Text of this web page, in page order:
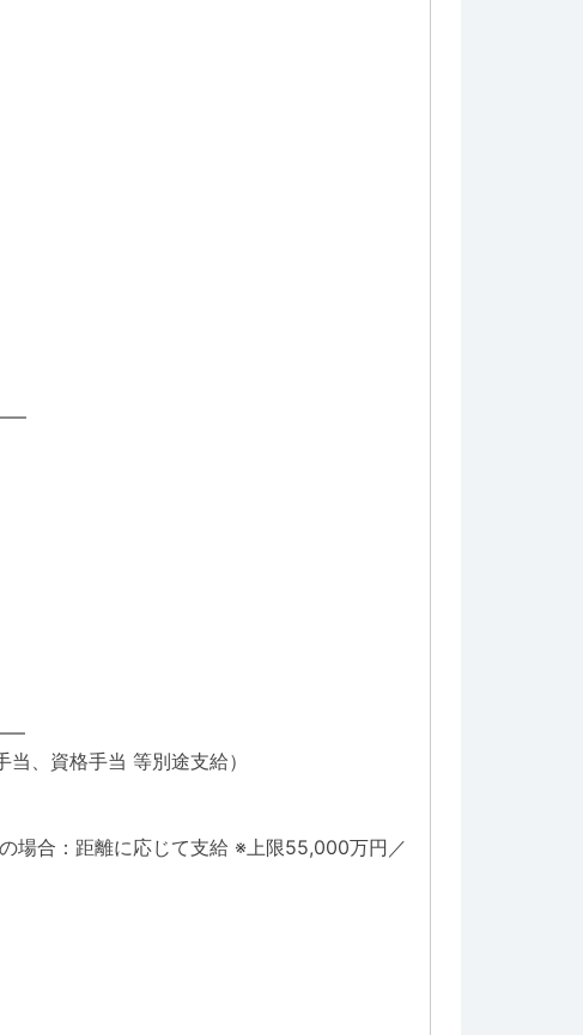
、資格手当 等別途支給）
場合：距離に応じて支給 ※上限55,000万円／